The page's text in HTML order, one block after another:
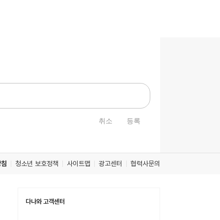
취소 등록
청소년 보호정책 사이트맵 광고센터 협력사문의
다나와 고객센터